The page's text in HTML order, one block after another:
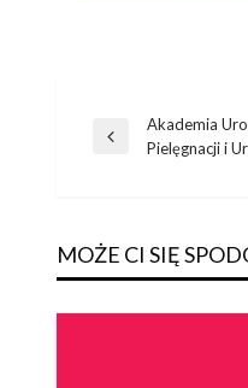
Poprzedni
Akademia
Pielęgnacji i
MOŻE CI SIĘ